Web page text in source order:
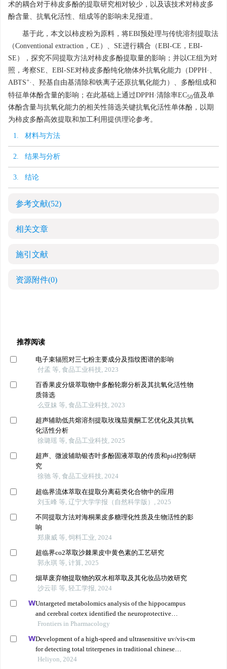
术的耦合对于柿皮多酚的提取研究相对较少，以及该技术对柿皮多
酚含量、抗氧化活性、组成等的影响未见报道。
基于此，本文以柿皮粉为原料，将EBI预处理与传统溶剂提取法
（Conventional extraction，CE）、SE进行耦合（EBI-CE，EBI-
SE），探究不同提取方法对柿皮多酚提取量的影响；并以CE组为对
照，考察SE、EBI-SE对柿皮多酚纯化物体外抗氧化能力（DPPH·、
ABTS+·、羟基自由基清除和铁离子还原抗氧化能力）、多酚组成和
特征单体酚含量的影响；在此基础上通过DPPH·清除率EC50值及单
体酚含量与抗氧化能力的相关性筛选关键抗氧化活性单体酚，以期
为柿皮多酚高效提取和加工利用提供理论参考。
1. 材料与方法
2. 结果与分析
3. 结论
参考文献(52)
相关文章
施引文献
资源附件(0)